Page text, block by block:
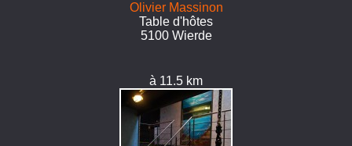
Olivier Massinon
Table d'hôtes
5100 Wierde
à 11.5 km